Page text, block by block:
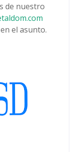
de nuestro
el asunto.